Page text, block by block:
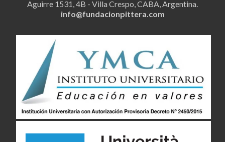
Aguirre 1531, 4B - Villa Crespo, CABA, Argentina.
info@fundacionpittera.com